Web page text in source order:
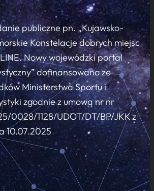
publiczne pn. „Kujawsko-
Konstelacje dobrych miejsc
Nowy wojewódzki portal
dofinansowano ze
Ministerstwa Sportu i
zgodnie z umową nr nr
0028/1128/UDOT/DT/BP/JKK z
10.07.2025